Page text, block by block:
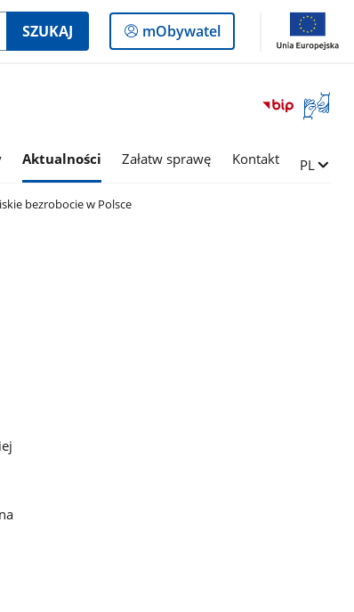
SZUKAJ
Logowanie
do
mObywatel
Otwórz
okno
języka
Aktualności Załatw sprawę Kontakt Zmień
PL
bezrobocie w Polsce